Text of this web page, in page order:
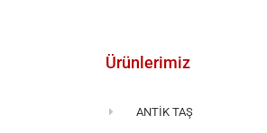
Ürünlerimiz
ANTİK TAŞ